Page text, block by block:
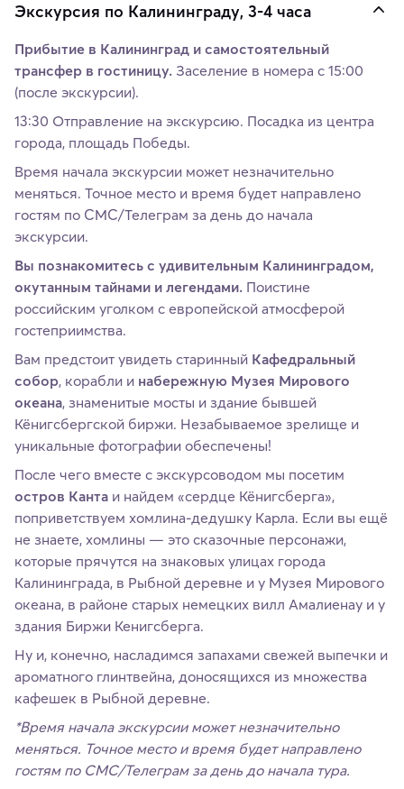
Экскурсия по Калининграду, 3-4 часа
Прибытие в Калининград и самостоятельный
трансфер в гостиницу. Заселение в номера с 15:00
(после экскурсии).
13:30 Отправление на экскурсию. Посадка из центра
города, площадь Победы.
Время начала экскурсии может незначительно
меняться. Точное место и время будет направлено
гостям по СМС/Телеграм за день до начала
экскурсии.
Вы познакомитесь с удивительным Калининградом,
окутанным тайнами и легендами. Поистине
российским уголком с европейской атмосферой
гостеприимства.
Вам предстоит увидеть старинный Кафедральный
собор, корабли и набережную Музея Мирового
океана, знаменитые мосты и здание бывшей
Кёнигсбергской биржи. Незабываемое зрелище и
уникальные фотографии обеспечены!
После чего вместе с экскурсоводом мы посетим
остров Канта и найдем «сердце Кёнигсберга»,
поприветствуем хомлина-дедушку Карла. Если вы ещё
не знаете, хомлины — это сказочные персонажи,
которые прячутся на знаковых улицах города
Калининграда, в Рыбной деревне и у Музея Мирового
океана, в районе старых немецких вилл Амалиенау и у
здания Биржи Кенигсберга.
Ну и, конечно, насладимся запахами свежей выпечки и
ароматного глинтвейна, доносящихся из множества
кафешек в Рыбной деревне.
*Время начала экскурсии может незначительно
меняться. Точное место и время будет направлено
гостям по СМС/Телеграм за день до начала тура.